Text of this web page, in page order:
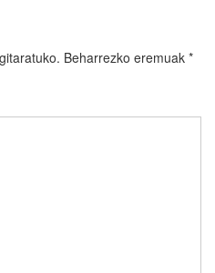
Beharrezko eremuak *